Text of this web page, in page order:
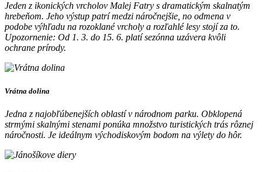
Jeden z ikonických vrcholov Malej Fatry s dramatickým skalnatým
hrebeňom. Jeho výstup patrí medzi náročnejšie, no odmena v
podobe výhľadu na rozoklané vrcholy a rozľahlé lesy stojí za to.
Upozornenie: Od 1. 3. do 15. 6. platí sezónna uzávera kvôli
ochrane prírody.
Vrátna dolina
Jedna z najobľúbenejších oblastí v národnom parku. Obklopená
strmými skalnými stenami ponúka množstvo turistických trás rôznej
náročnosti. Je ideálnym východiskovým bodom na výlety do hôr.